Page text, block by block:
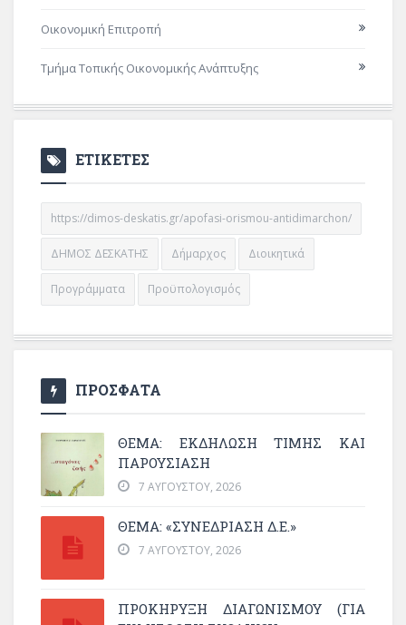
Οικονομική Επιτροπή
Τμήμα Τοπικής Οικονομικής Ανάπτυξης
ΕΤΙΚΕΤΕΣ
https://dimos-deskatis.gr/apofasi-orismou-antidimarchon/
ΔΗΜΟΣ ΔΕΣΚΑΤΗΣ Δήμαρχος Διοικητικά
Προγράμματα Προϋπολογισμός
ΠΡΟΣΦΑΤΑ
ΘΈΜΑ: ΕΚΔΉΛΩΣΗ ΤΙΜΉΣ ΚΑΙ
ΠΑΡΟΥΣΊΑΣΗ
7 ΑΥΓΟΎΣΤΟΥ, 2026
ΘΕΜΑ: «ΣΥΝΕΔΡΊΑΣΗ Δ.Ε.»
7 ΑΥΓΟΎΣΤΟΥ, 2026
ΠΡΟΚΗΡΥΞΗ ΔΙΑΓΩΝΙΣΜΟΥ (ΓΙΑ